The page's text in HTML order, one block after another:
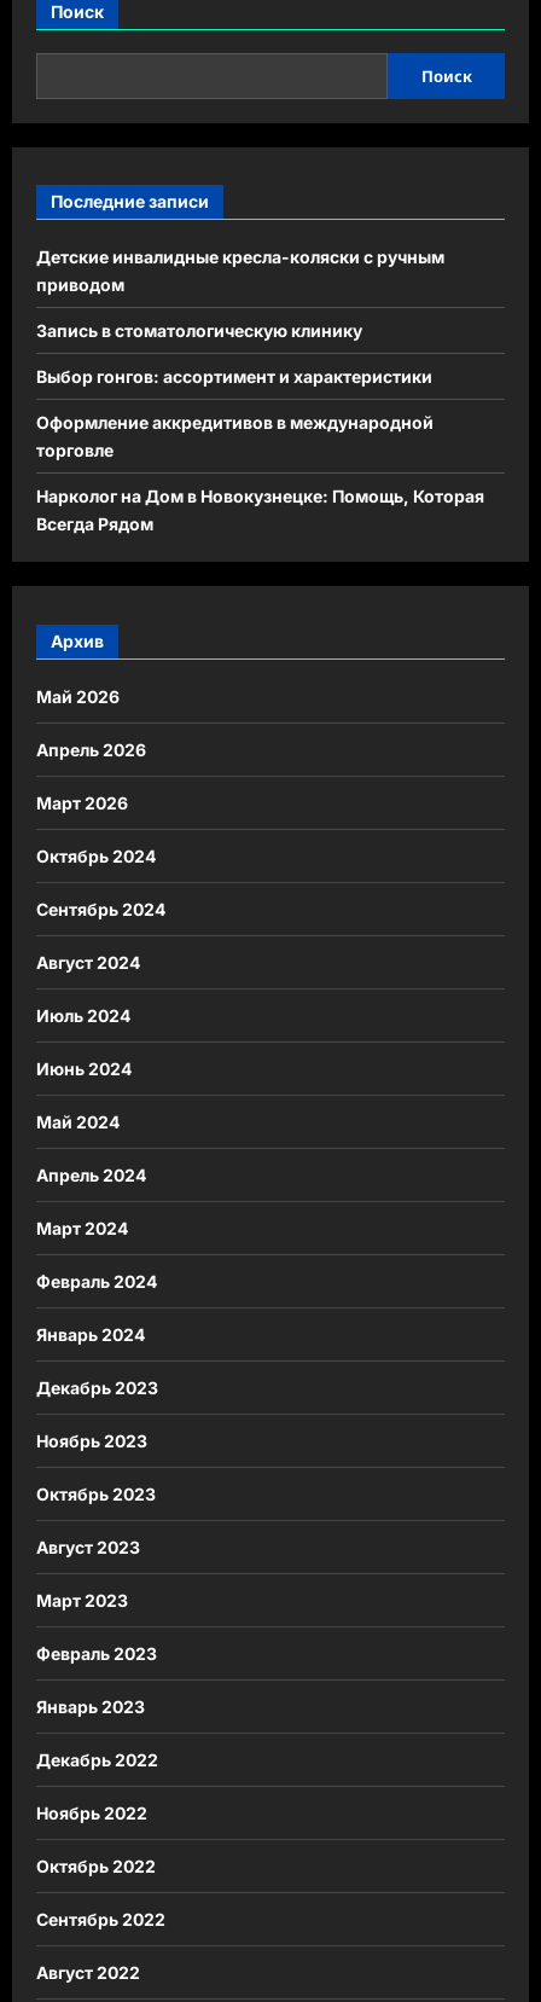
Поиск
Поиск
Последние записи
Детские инвалидные кресла-коляски с ручным
приводом
Запись в стоматологическую клинику
Выбор гонгов: ассортимент и характеристики
Оформление аккредитивов в международной
торговле
Нарколог на Дом в Новокузнецке: Помощь, Которая
Всегда Рядом
Архив
Май 2026
Апрель 2026
Март 2026
Октябрь 2024
Сентябрь 2024
Август 2024
Июль 2024
Июнь 2024
Май 2024
Апрель 2024
Март 2024
Февраль 2024
Январь 2024
Декабрь 2023
Ноябрь 2023
Октябрь 2023
Август 2023
Март 2023
Февраль 2023
Январь 2023
Декабрь 2022
Ноябрь 2022
Октябрь 2022
Сентябрь 2022
Август 2022